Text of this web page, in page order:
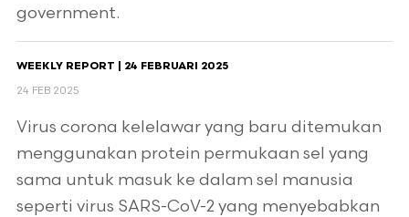
government.
WEEKLY REPORT | 24 FEBRUARI 2025
24 FEB 2025
Virus corona kelelawar yang baru ditemukan
menggunakan protein permukaan sel yang
sama untuk masuk ke dalam sel manusia
seperti virus SARS-CoV-2 yang menyebabkan